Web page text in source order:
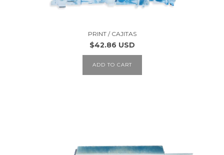
PRINT / CAJITAS
$42.86 USD
ADD TO CART